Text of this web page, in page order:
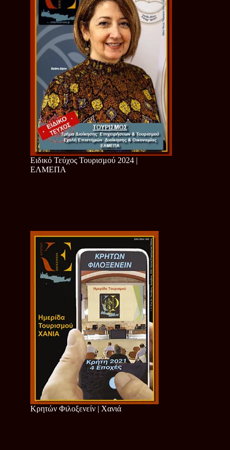
Ειδικό Τεύχος Τουρισμού 2024 |
ΕΛΜΕΠΑ
Κρητών Φιλοξενείν | Χανιά